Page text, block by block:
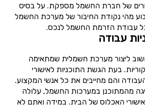
של חברת החשמל מספקת. על בסיס
מהי נקודת החיבור של מערכת החשמל
עבודת הזרמת החשמל לנכס.
עבודה
ליצור מערכת חשמלית שמתאימה
בעת הגשת התוכניות לאישורי
והם מחייבים את כל אנשי המקצוע.
מהמתוכנן במערכות החשמל, עלולה
האכלוס של הבית. במידה ואתם לא